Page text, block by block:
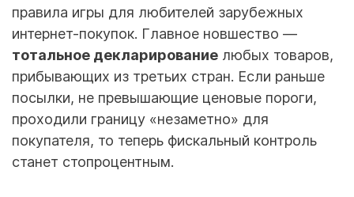
правила игры для любителей зарубежных
интернет-покупок. Главное новшество —
тотальное декларирование любых товаров,
прибывающих из третьих стран. Если раньше
посылки, не превышающие ценовые пороги,
проходили границу «незаметно» для
покупателя, то теперь фискальный контроль
станет стопроцентным.